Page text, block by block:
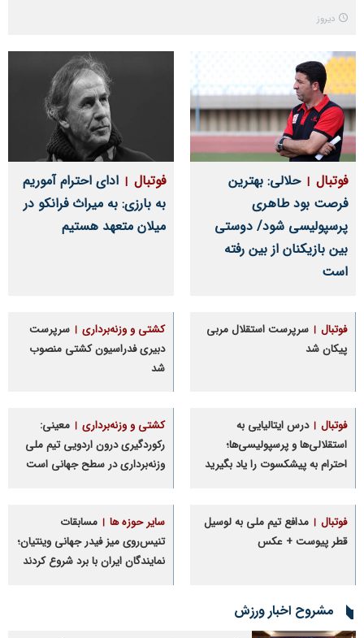
دیروز
فوتبال
حلالی: بهترین
فرصت بود طاهری
پرسپولیسی شود/ دوستی
بین بازیکنان از بین رفته
است
فوتبال
ادای احترام آموریم
به بارزی: به میراث فرانکو در
میلان متعهد هستیم
فوتبال
سرپرست استقلال مربی
پیکان شد
کشتی و وزنه‌برداری
سرپرست
دبیری فدراسیون کشتی منصوب
شد
فوتبال
درس ایتالیایی‌ به
استقلالی‌ها و پرسپولیسی‌ها؛
احترام به پیشکسوت را یاد بگیرید
کشتی و وزنه‌برداری
معینی:
رکوردگیری درون اردویی تیم ملی
وزنه‌برداری در سطح جهانی است
فوتبال
مدافع تیم ملی به لوسیل
قطر پیوست + عکس
سایر حوزه ها
مسابقات
تنیس‌روی میز فیدر جهانی وینتیان؛
نمایندگان ایران با برد شروع کردند
مشروح اخبار ورزش